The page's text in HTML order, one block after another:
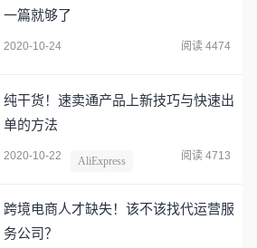
一篇就够了
2020-10-24 阅读 4474
纯干货！速卖通产品上新技巧与快速出
单的方法
2020-10-22 AliExpress 阅读 4713
跨境电商人才缺失！该不该找代运营服
务公司？